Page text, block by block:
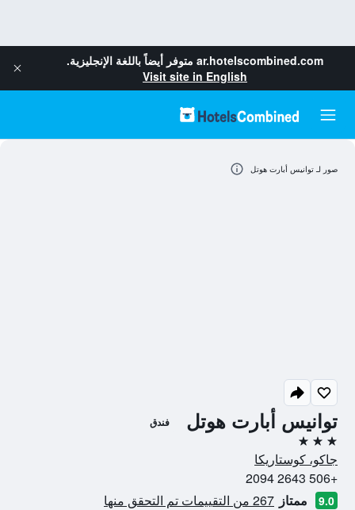
ar.hotelscombined.com متوفر أيضاً باللغة الإنجليزية.
Visit site in English
توانيس أبارت هوتل فندق
3 نجوم
جاكو، كوستاريكا
+506 2643 2094
9.0 ممتاز 267 من التقييمات تم التحقق منها
صور لـ توانيس أبارت هوتل